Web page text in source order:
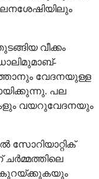
വീക്കം
വേദനയുള്ള
പല
വയറുവേദനയും
സോറിയാറ്റിക്
കുറയ്ക്കുകയും